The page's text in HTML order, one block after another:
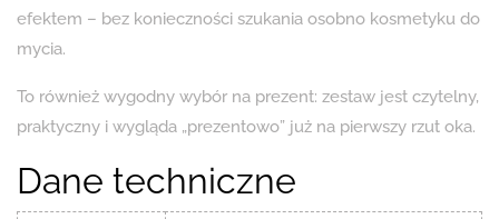
efektem – bez konieczności szukania osobno kosmetyku do
mycia.
To również wygodny wybór na prezent: zestaw jest czytelny,
praktyczny i wygląda „prezentowo” już na pierwszy rzut oka.
Dane techniczne